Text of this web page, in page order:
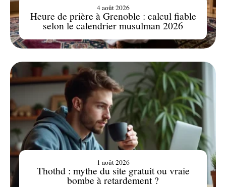
Heure de prière à Grenoble : calcul fiable
selon le calendrier musulman 2026
4 août 2026
Thothd : mythe du site gratuit ou vraie
bombe à retardement ?
1 août 2026